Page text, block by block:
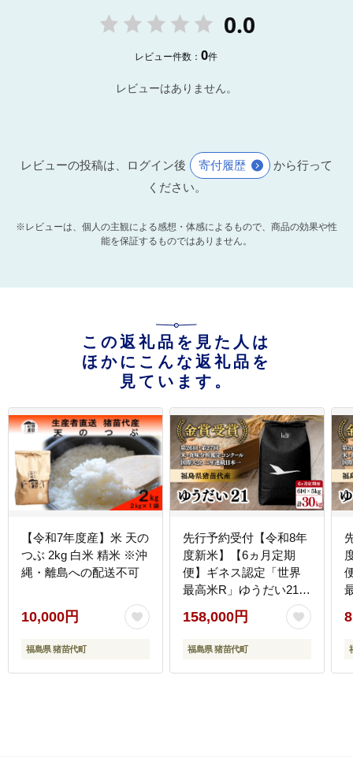
0.0
レビュー件数：0件
レビューはありません。
レビューの投稿は、ログイン後 寄付履歴
から行って
ください。
※レビューは、個人の主観による感想・体感によるもので、商品の効果や性
能を保証するものではありません。
この返礼品を見た人は
ほかにこんな返礼品を
見ています。
【令和7年度産】米 天の
つぶ 2kg 白米 精米 ※沖
縄・離島への配送不可
10,000円
福島県 猪苗代町
先行予約受付【令和8年
度新米】【6ヵ月定期
便】ギネス認定「世界
最高米R」ゆうだい21
白米 6回×5kg 計30kg |
米 こめ 白米 精米 ごは
ん 5キロ 国産米 ブラン
町産 福島県産 農家直送
158,000円
福島県 猪苗代町